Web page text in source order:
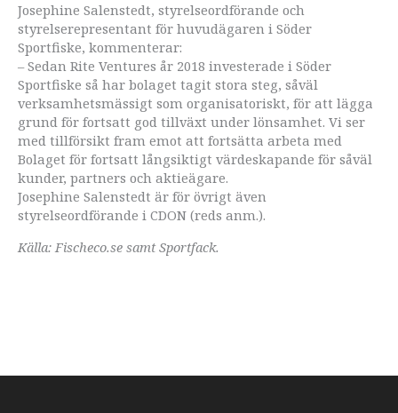
Josephine Salenstedt, styrelseordförande och
styrelserepresentant för huvudägaren i Söder
Sportfiske, kommenterar:
– Sedan Rite Ventures år 2018 investerade i Söder
Sportfiske så har bolaget tagit stora steg, såväl
verksamhetsmässigt som organisatoriskt, för att lägga
grund för fortsatt god tillväxt under lönsamhet. Vi ser
med tillförsikt fram emot att fortsätta arbeta med
Bolaget för fortsatt långsiktigt värdeskapande för såväl
kunder, partners och aktieägare.
Josephine Salenstedt är för övrigt även
styrelseordförande i CDON (reds anm.).
Källa: Fischeco.se samt Sportfack.